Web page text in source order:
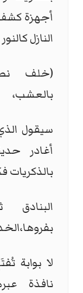
أجهزة
النازل
(خلف
بالعشب،
سيقول
أغادر
بالذكريات
لا بوابة
نافذة